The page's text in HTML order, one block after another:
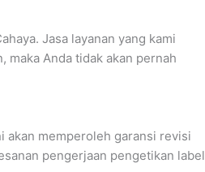
Jasa layanan yang kami
Anda tidak akan pernah
akan memperoleh garansi revisi
pengerjaan pengetikan label